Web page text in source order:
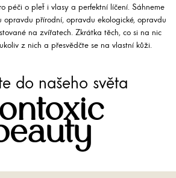
péči o pleť i vlasy a perfektní líčení. Sáhneme
opravdu přírodní, opravdu ekologické, opravdu
na zvířatech. Zkrátka těch, co si na nic
z nich a přesvědčte se na vlastní kůži.
do našeho světa